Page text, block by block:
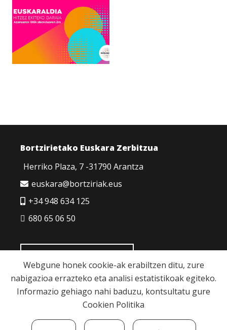
Bortzirietako Euskara Zerbitzua
Herriko Plaza, 7 -31790 Arantza
euskara@bortziriak.eus
+34 948 634 125
680 65 06 50
Webgune honek cookie-ak erabiltzen ditu, zure
nabigazioa errazteko eta analisi estatistikoak egiteko.
Informazio gehiago nahi baduzu, kontsultatu gure
Cookien Politika